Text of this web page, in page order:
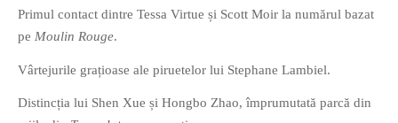
Primul contact dintre Tessa Virtue și Scott Moir la numărul bazat
pe Moulin Rouge.
Vârtejurile grațioase ale piruetelor lui Stephane Lambiel.
Distincția lui Shen Xue și Hongbo Zhao, împrumutată parcă din